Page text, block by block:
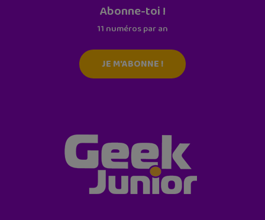
Abonne-toi !
11 numéros par an
JE M'ABONNE !